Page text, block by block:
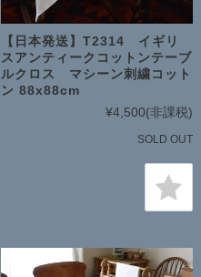
【日本発送】T2314 イギリ
スアンティークコットンテーブ
ルクロス マシーン刺繍コット
ン 88x88cm
¥4,500(非課税)
SOLD OUT